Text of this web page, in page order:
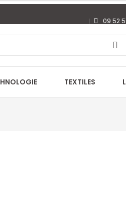
09 52
TEXTILES